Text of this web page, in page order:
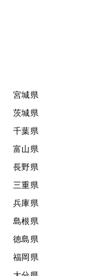
宮城県
茨城県
千葉県
富山県
長野県
三重県
兵庫県
島根県
徳島県
福岡県